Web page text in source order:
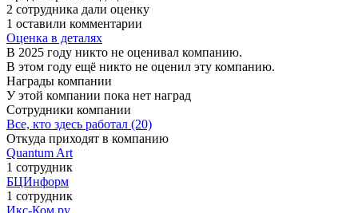
2 сотрудника дали оценку
1 оставили комментарии
Оценка в деталях
В 2025 году никто не оценивал компанию.
В этом году ещё никто не оценил эту компанию.
Награды компании
У этой компании пока нет наград
Сотрудники компании
Все, кто здесь работал (20)
Откуда приходят в компанию
Quantum Art
1 сотрудник
БЦИнформ
1 сотрудник
Икс-Ком.ру